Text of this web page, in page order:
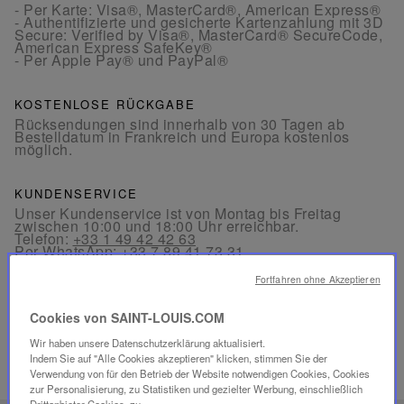
- Per Karte: Visa®, MasterCard®, American Express®
- Authentifizierte und gesicherte Kartenzahlung mit 3D
Secure: Verified by Visa®, MasterCard® SecureCode,
American Express SafeKey®
- Per Apple Pay® und PayPal®
KOSTENLOSE RÜCKGABE
Rücksendungen sind innerhalb von 30 Tagen ab
Bestelldatum in Frankreich und Europa kostenlos
möglich.
KUNDENSERVICE
Unser Kundenservice ist von Montag bis Freitag
zwischen 10:00 und 18:00 Uhr erreichbar.
Telefon:+33 1 49 42 42 63
Per WhatsApp:+33 7 89 41 73 31
VERWANDTE PRODUKTE
Cookies von SAINT-LOUIS.COM
Wir haben unsere Datenschutzerklärung aktualisiert.
Indem Sie auf "Alle Cookies akzeptieren" klicken, stimmen Sie der
Verwendung von für den Betrieb der Website notwendigen Cookies, Cookies
zur Personalisierung, zu Statistiken und gezielter Werbung, einschließlich
Fortfahren ohne Akzeptieren